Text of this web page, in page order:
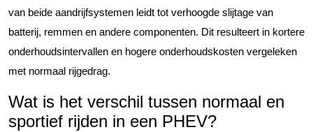
van beide aandrijfsystemen leidt tot verhoogde slijtage van
batterij, remmen en andere componenten. Dit resulteert in kortere
onderhoudsintervallen en hogere onderhoudskosten vergeleken
met normaal rijgedrag.
Wat is het verschil tussen normaal en
sportief rijden in een PHEV?